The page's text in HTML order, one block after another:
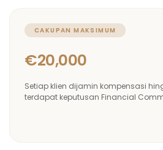
CAKUPAN MAKSIMUM
€20,000
Setiap klien dijamin kompensasi
terdapat keputusan Financial